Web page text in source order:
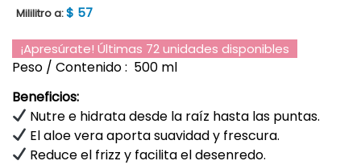
Mililitro a:$ 57
¡Apresúrate! Últimas 72 unidades disponibles
Peso / Contenido : 500 ml
Beneficios:
Nutre e hidrata desde la raíz hasta las puntas.
El aloe vera aporta suavidad y frescura.
Reduce el frizz y facilita el desenredo.